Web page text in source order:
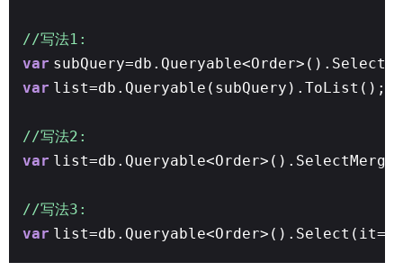
//写法1:
var
var list=db.Queryable(subQuery).ToList();
//写法2:
var
//写法3:
var list=db.Queryable<Order>().Select(it=>